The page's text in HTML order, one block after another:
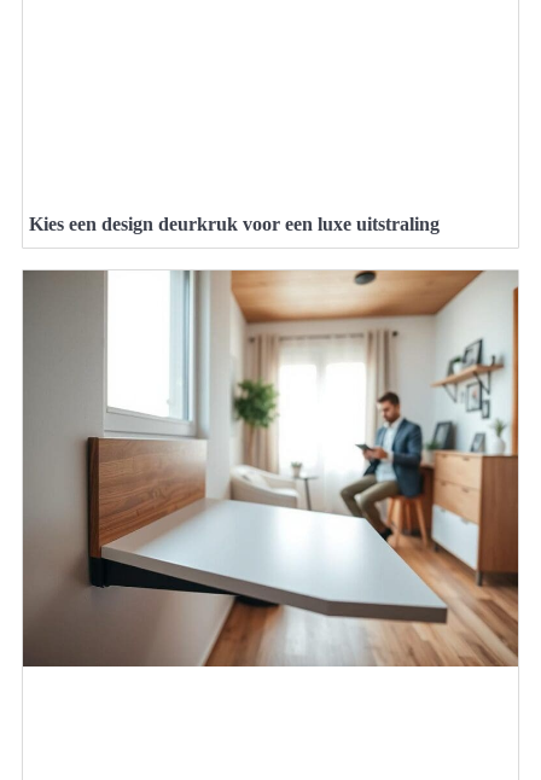
Kies een design deurkruk voor een luxe uitstraling